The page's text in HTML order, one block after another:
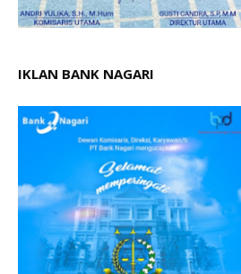
IKLAN BANK NAGARI